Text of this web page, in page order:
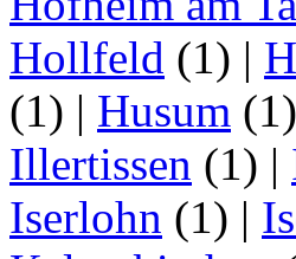
Hollfeld (1) |
(1) | Husum (1)
Illertissen (1) |
Iserlohn (1) |